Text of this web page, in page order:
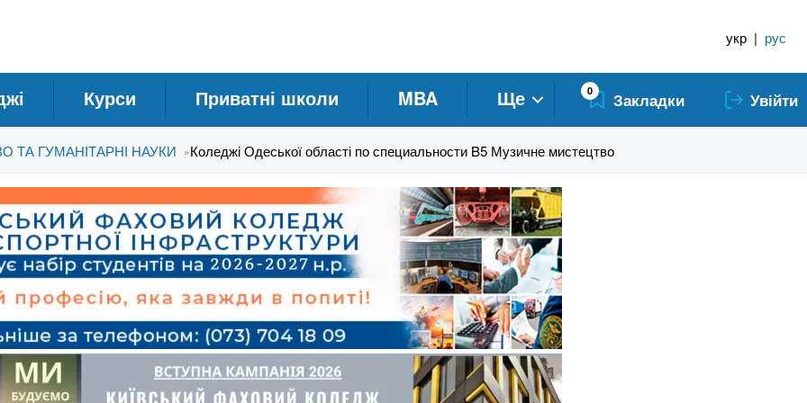
укр | рус
Курси Приватні школи MBA Ще 0 Закладки Увійти
ТА ГУМАНІТАРНІ НАУКИ »Коледжі Одеської області по специальности B5 Музичне мистецтво